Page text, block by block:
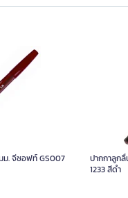
ม. จีซอฟท์ GS007
ปากกาลูก
1233 สีดำ